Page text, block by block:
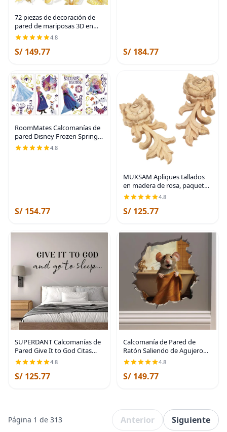
72 piezas de decoración de
pared de mariposas 3D en
oro, decoraciones de
mariposas doradas para el
Día del Padre, 4 estilos 3
4.8
S/ 149.77 S/ 184.77
RoomMates Calcomanías de
pared Disney Frozen Spring
Peel and Stick por
RoomMates, RMK2652SCS
4.8
S/ 154.77
MUXSAM Apliques tallados
en madera de rosa, paquete
de 2 mini calcomanías de
madera sin pintar para
armario, pared, tocador,
4.8
S/ 125.77
SUPERDANT Calcomanías de
Pared Give It to God Citas
Pegatinas de Pared Arte en
Vinilo Calcomanías
Decorativas Bricolaje Dichos
4.8
S/ 125.77
Calcomanía de Pared de
Ratón Saliendo de Agujero
para Baño - Pegatina de
Pared con Efecto 3D - Idea de
Regalo Divertida
4.8
S/ 149.77
Página 1 de 313 Anterior Siguiente